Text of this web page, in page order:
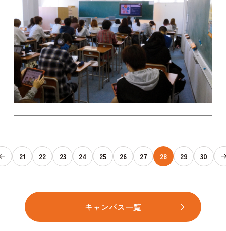
21 22 23 24 25 26 27 28 29 30
キャンパス一覧